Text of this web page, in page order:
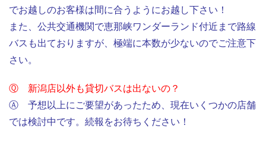
でお越しのお客様は間に合うようにお越し下さい！
また、公共交通機関で恵那峡ワンダーランド付近まで路線
バスも出ておりますが、極端に本数が少ないのでご注意下
さい。
Ⓠ 新潟店以外も貸切バスは出ないの？
Ⓐ 予想以上にご要望があったため、現在いくつかの店舗
では検討中です。続報をお待ちください！